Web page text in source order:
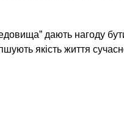
дають нагоду
якість життя